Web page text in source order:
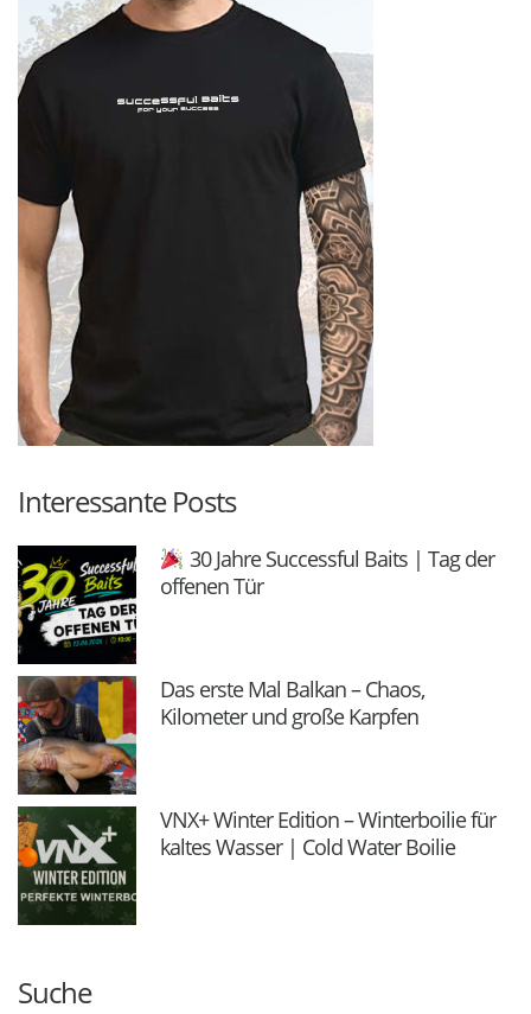
Interessante Posts
30 Jahre Successful Baits | Tag der
offenen Tür
Das erste Mal Balkan – Chaos,
Kilometer und große Karpfen
VNX+ Winter Edition – Winterboilie für
kaltes Wasser | Cold Water Boilie
Suche